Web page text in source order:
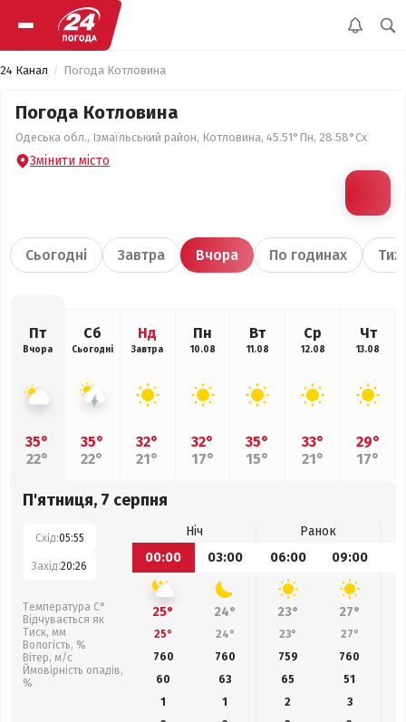
24 Канал Погода Котловина
Погода Котловина
Одеська обл., Ізмаїльський район, Котловина, 45.51°Пн, 28.58°Сх
Змінити місто
Сьогодні Завтра Вчора По годинах
Пт
Вчора
35°
22°
Сб
Сьогодні
35°
22°
Нд
Завтра
32°
21°
Пн
10.08
32°
17°
Вт
11.08
35°
15°
Ср
12.08
33°
21°
Чт
13.08
29°
17°
П'ятниця, 7 серпня
Схід:05:55
Захід:20:26
Температура С°
Відчувається як
Тиск, мм
Вологість, %
Вітер, м/с
Ймовірність опадів,
%
Ніч
Ранок
00:00
03:00 06:00 09:00
25° 24° 23° 27°
25° 24° 23° 27°
760
760 759 760
60
63 65
51
1
1 2
3